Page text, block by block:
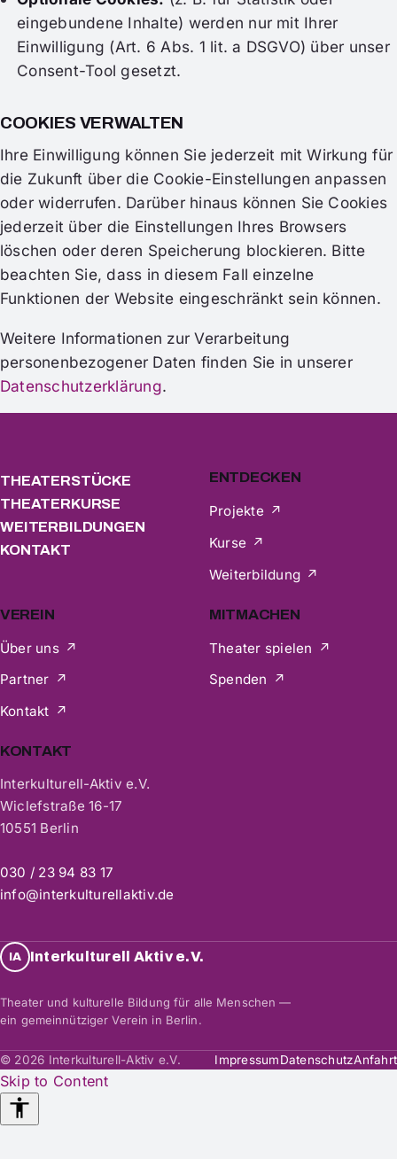
eingebundene Inhalte) werden nur mit Ihrer
Einwilligung (Art. 6 Abs. 1 lit. a DSGVO) über unser
Consent-Tool gesetzt.
COOKIES VERWALTEN
Ihre Einwilligung können Sie jederzeit mit Wirkung für
die Zukunft über die Cookie-Einstellungen anpassen
oder widerrufen. Darüber hinaus können Sie Cookies
jederzeit über die Einstellungen Ihres Browsers
löschen oder deren Speicherung blockieren. Bitte
beachten Sie, dass in diesem Fall einzelne
Funktionen der Website eingeschränkt sein können.
Weitere Informationen zur Verarbeitung
personenbezogener Daten finden Sie in unserer
Datenschutzerklärung.
THEATERSTÜCKE
THEATERKURSE
WEITERBILDUNGEN
KONTAKT
ENTDECKEN
Projekte
Kurse
Weiterbildung
VEREIN
Über uns
Partner
Kontakt
MITMACHEN
Theater spielen
Spenden
KONTAKT
Interkulturell-Aktiv e.V.
Wiclefstraße 16-17
10551 Berlin
030 / 23 94 83 17
info@interkulturellaktiv.de
IA Interkulturell Aktiv e.V.
Theater und kulturelle Bildung für alle Menschen —
ein gemeinnütziger Verein in Berlin.
© 2026 Interkulturell-Aktiv e.V. ImpressumDatenschutzAnfahrt
Skip to Content
Accessibility